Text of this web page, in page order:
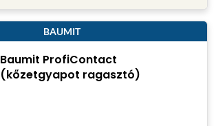
BAUMIT
Baumit ProfiContact
(kőzetgyapot ragasztó)